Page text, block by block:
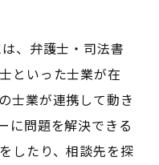
、弁護士・司法書
といった士業が在
士業が連携して動き
に問題を解決できる
したり、相談先を探